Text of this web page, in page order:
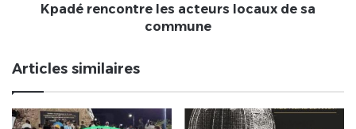
locaux
de
commune
Kpadé rencontre les acteurs locaux de sa
commune
Articles similaires